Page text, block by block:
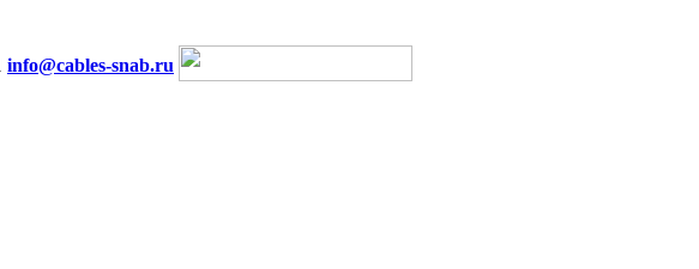
info@cables-snab.ru